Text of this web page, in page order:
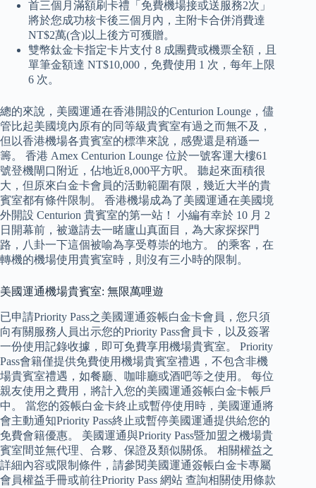
首三個月滿額刷卡禮「免費機場接或送服務2次」
將於您成功核卡後三個月內，主附卡合併消費達
NT$2萬(含)以上後方可獲贈。
雙幣鈦金卡指定卡片支付 8 成團費或機票全額，且
單筆金額達 NT$10,000，免費使用 1 次，每年上限
6 次。
總的來說，美國運通在香港開設的Centurion Lounge，儘
管比起美國境內原有的同等級貴賓室有過之而無不及，
但以香港機場各貴賓室的標準來說，感覺還是稍遜一
籌。 香港 Amex Centurion Lounge 位於一號客運大樓61
號登機閘口附近，佔地近8,000平方呎。 聽起來面積很
大，但原來白金卡會員的活動範圍有限，幾近大半的貴
賓室都有條件限制。 香港機場成為了美國運通在美國境
外開設 Centurion 貴賓室的第一站！ 小編有幸於 10 月 2
日開幕前，被邀請去一睹廬山真面目，為大家探探門
路，八卦一下這個被喻為享受尊崇的地方。 的乘客，在
轉機的機場使用貴賓室時，則沒有三小時的限制。
美國運通機場貴賓室: 無限萬哩遊
已申請Priority Pass之美國運通簽帳白金卡會員，您只須
向有關服務人員出示您的Priority Pass會員卡，以及簽署
一份使用記錄收據，即可免費享用機場貴賓室。 Priority
Pass會籍僅提供免費使用機場貴賓室禮遇，不包含非機
場貴賓室禮遇，如餐廳、咖啡廳或酒吧等之使用。 每位
親友使用之費用，將計入您的美國運通簽帳白金卡帳戶
中。 當您的簽帳白金卡終止或暫停使用時，美國運通將
會主動通知Priority Pass終止或暫停美國運通提供給您的
免費會籍優惠。 美國運通與Priority Pass暨加盟之機場貴
賓室間並無代理、合夥、保證及類似關係。 相關權益之
詳細內容或限制條件，請參閱美國運通簽帳白金卡專屬
會員權益手冊或前往Priority Pass 網站 查詢相關使用條款